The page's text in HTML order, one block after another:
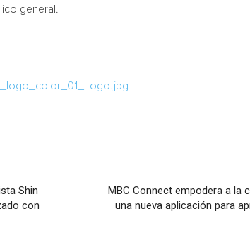
general.
Shin
con
MBC Connect empodera a la
una nueva aplicación para